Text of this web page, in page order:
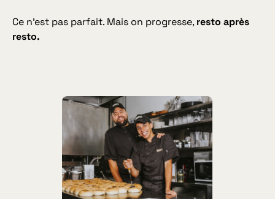
Ce n’est pas parfait. Mais on progresse, resto après
resto.